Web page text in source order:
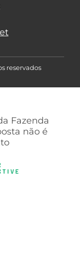
reservados
Fazenda
não é